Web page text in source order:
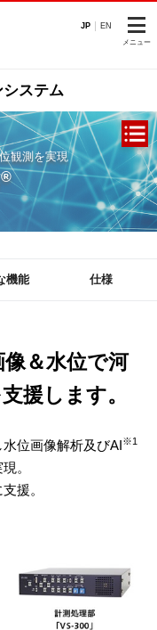
JP EN
メニュー
ステム
観測を実現
®
機能 仕様
＆水位で河
援します。
位画像解析及びAI※1
。
援。